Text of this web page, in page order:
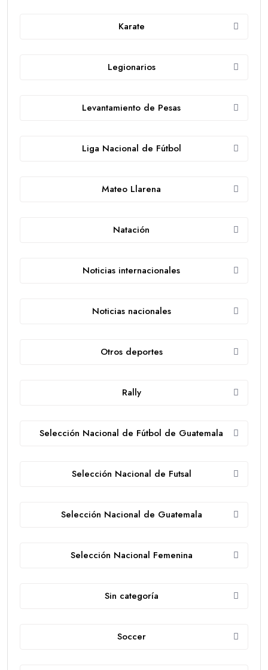
Karate
Legionarios
Levantamiento de Pesas
Liga Nacional de Fútbol
Mateo Llarena
Natación
Noticias internacionales
Noticias nacionales
Otros deportes
Rally
Selección Nacional de Fútbol de Guatemala
Selección Nacional de Futsal
Selección Nacional de Guatemala
Selección Nacional Femenina
Sin categoría
Soccer